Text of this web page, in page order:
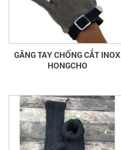
GĂNG TAY CHỐNG CẮT INOX
HONGCHO